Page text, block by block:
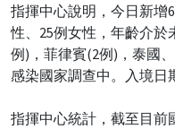
指揮中心說明，今日新增
性、25例女性，年齡介於
例)，菲律賓(2例)，泰國
感染國家調查中。入境日
指揮中心統計，截至目前